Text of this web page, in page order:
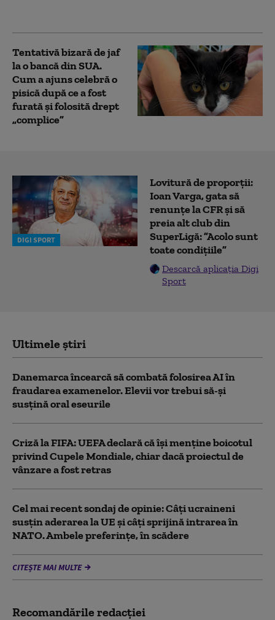
Tentativă bizară de jaf
la o bancă din SUA.
Cum a ajuns celebră o
pisică după ce a fost
furată și folosită drept
„complice”
DIGI SPORT
Lovitură de proporții:
Ioan Varga, gata să
renunțe la CFR și să
preia alt club din
SuperLigă: ”Acolo sunt
toate condițiile”
Descarcă aplicația Digi
Sport
Ultimele știri
Danemarca încearcă să combată folosirea AI în
fraudarea examenelor. Elevii vor trebui să-şi
susţină oral eseurile
Criză la FIFA: UEFA declară că îşi menţine boicotul
privind Cupele Mondiale, chiar dacă proiectul de
vânzare a fost retras
Cel mai recent sondaj de opinie: Câți ucraineni
susțin aderarea la UE și câți sprijină intrarea în
NATO. Ambele preferințe, în scădere
CITEȘTE MAI MULTE
Recomandările redacţiei